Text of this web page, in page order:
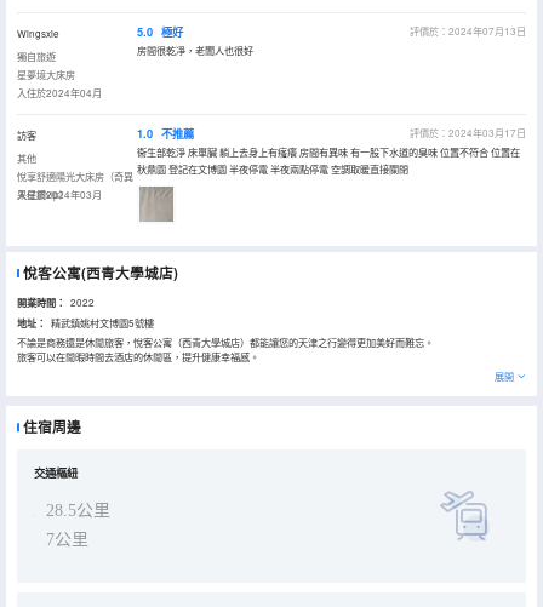
Wingsxie
獨自旅遊
星夢境大床房
入住於2024年04月
5.0 極好
評價於：2024年07月13日
房間很乾凈，老闆人也很好
訪客
其他
悅享舒適陽光大床房（奇異
果星鑽vip）
入住於2024年03月
1.0 不推薦
評價於：2024年03月17日
衞生部乾淨 床單臟 躺上去身上有瘙癢 房間有異味 有一股下水道的臭味 位置不符合 位置在
秋鼎園 登記在文博園 半夜停電 半夜兩點停電 空調取暖直接關閉
悅客公寓(西青大學城店)
開業時間： 2022
地址：
精武鎮姚村文博園5號樓
不論是商務還是休閒旅客，悅客公寓（西青大學城店）都能讓您的天津之行變得更加美好而難忘。
旅客可以在閒暇時間去酒店的休閒區，提升健康幸福感。
展開
住宿周邊
交通樞紐
28.5公里
7公里